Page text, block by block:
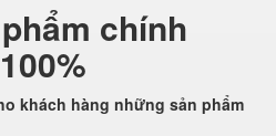
chính
khách hàng những sản phẩm